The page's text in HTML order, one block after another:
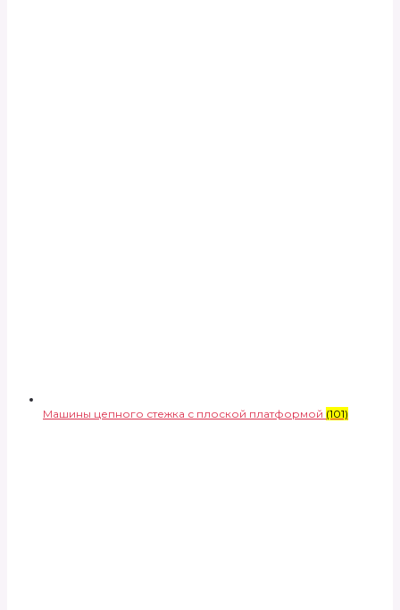
Машины цепного стежка с плоской платформой (101)